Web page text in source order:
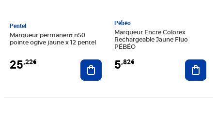
Pentel
Marqueur permanent n50
pointe ogive jaune x 12 pentel
25,22€ Ajouter au panier
Pébéo
Marqueur Encre Colorex
Rechargeable Jaune Fluo
PÉBÉO
5,82€